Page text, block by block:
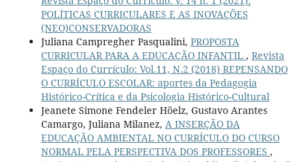
POLÍTICAS CURRICULARES E AS INOVAÇÕES
(NEO)CONSERVADORAS
Juliana Campregher Pasqualini, PROPOSTA
CURRICULAR PARA A EDUCAÇÃO INFANTIL , Revista
Espaço do Currículo: Vol.11, N.2 (2018) REPENSANDO
O CURRÍCULO ESCOLAR: aportes da Pedagogia
Histórico-Crítica e da Psicologia Histórico-Cultural
Jeanete Simone Fendeler Höelz, Gustavo Arantes
Camargo, Juliana Milanez, A INSERÇÃO DA
EDUCAÇÃO AMBIENTAL NO CURRÍCULO DO CURSO
NORMAL PELA PERSPECTIVA DOS PROFESSORES ,